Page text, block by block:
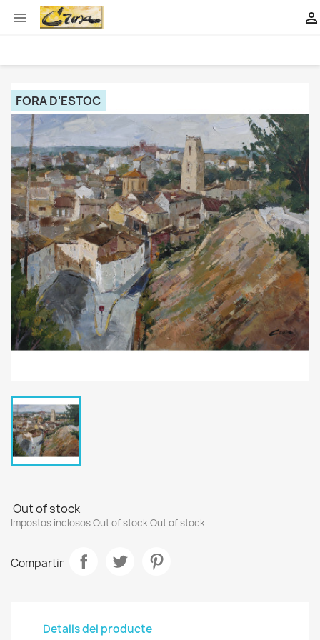
 
FORA D'ESTOC
Out of stock
Impostos inclososOut of stockOut of stock
Compartir
Detalls del producte